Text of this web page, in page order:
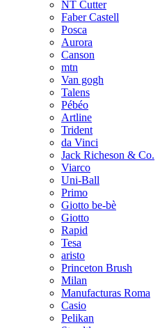
NT Cutter
Faber Castell
Posca
Aurora
Canson
mtn
Van gogh
Talens
Pébéo
Artline
Trident
da Vinci
Jack Richeson & Co.
Viarco
Uni-Ball
Primo
Giotto be-bè
Giotto
Rapid
Tesa
aristo
Princeton Brush
Milan
Manufacturas Roma
Casio
Pelikan